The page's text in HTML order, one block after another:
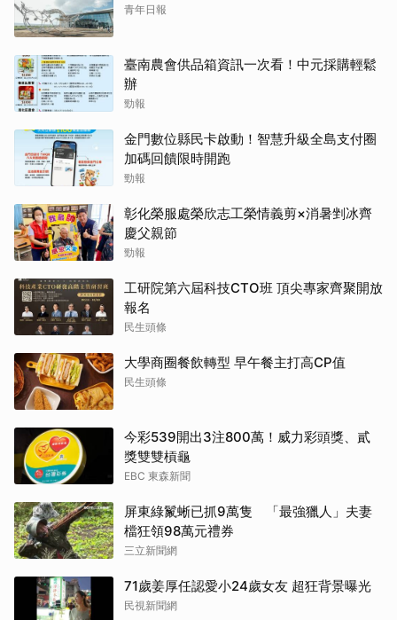
青年日報
臺南農會供品箱資訊一次看！中元採購輕鬆
辦
勁報
金門數位縣民卡啟動！智慧升級全島支付圈
加碼回饋限時開跑
勁報
彰化榮服處榮欣志工榮情義剪×消暑剉冰齊
慶父親節
勁報
工研院第六屆科技CTO班 頂尖專家齊聚開放
報名
民生頭條
大學商圈餐飲轉型 早午餐主打高CP值
民生頭條
今彩539開出3注800萬！威力彩頭獎、貳
獎雙雙槓龜
EBC 東森新聞
屏東綠鬣蜥已抓9萬隻 「最強獵人」夫妻
檔狂領98萬元禮券
三立新聞網
71歲姜厚任認愛小24歲女友 超狂背景曝光
民視新聞網